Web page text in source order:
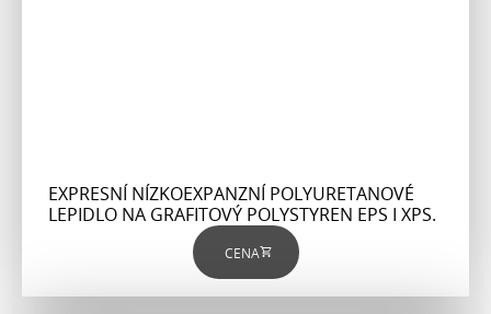
EXPRESNÍ NÍZKOEXPANZNÍ POLYURETANOVÉ
LEPIDLO NA GRAFITOVÝ POLYSTYREN EPS I XPS.
CENA